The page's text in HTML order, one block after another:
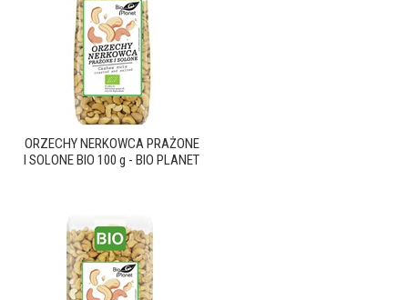
ORZECHY NERKOWCA PRAŻONE
I SOLONE BIO 100 g - BIO PLANET